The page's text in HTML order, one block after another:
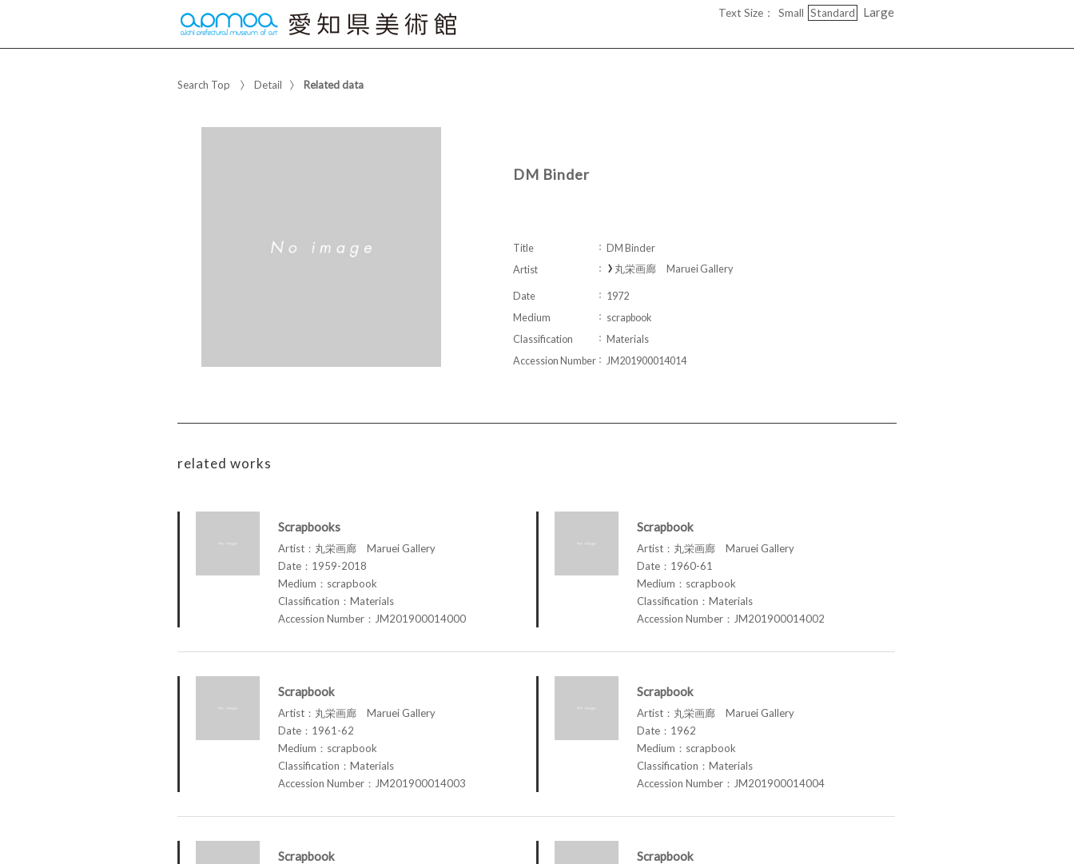
Text Size： Small Standard Large
Search Top Detail Related data
DM Binder
Title
DM Binder
Artist
丸栄画廊 Maruei Gallery
Date
1972
Medium
scrapbook
Classification
Materials
Accession Number
JM201900014014
related works
Scrapbooks
Artist：丸栄画廊 Maruei Gallery
Date：1959-2018
Medium：scrapbook
Classification：Materials
Accession Number：JM201900014000
Scrapbook
Artist：丸栄画廊 Maruei Gallery
Date：1960-61
Medium：scrapbook
Classification：Materials
Accession Number：JM201900014002
Scrapbook
Artist：丸栄画廊 Maruei Gallery
Date：1961-62
Medium：scrapbook
Classification：Materials
Accession Number：JM201900014003
Scrapbook
Artist：丸栄画廊 Maruei Gallery
Date：1962
Medium：scrapbook
Classification：Materials
Accession Number：JM201900014004
Scrapbook Scrapbook